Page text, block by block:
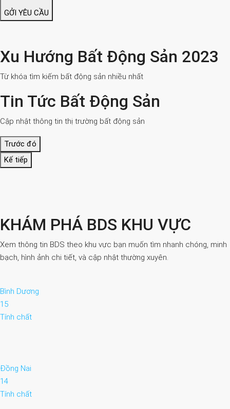
GỞI YÊU CẦU
Xu Hướng Bất Động Sản 2023
Từ khóa tìm kiếm bất động sản nhiều nhất
Tin Tức Bất Động Sản
Cập nhật thông tin thị trường bất động sản
Trước đó
Kế tiếp
KHÁM PHÁ BDS KHU VỰC
Xem thông tin BDS theo khu vực bạn muốn tìm nhanh chóng, minh
bạch, hình ảnh chi tiết, và cập nhật thường xuyên.
Bình Dương
15
Tính chất
Đồng Nai
14
Tính chất